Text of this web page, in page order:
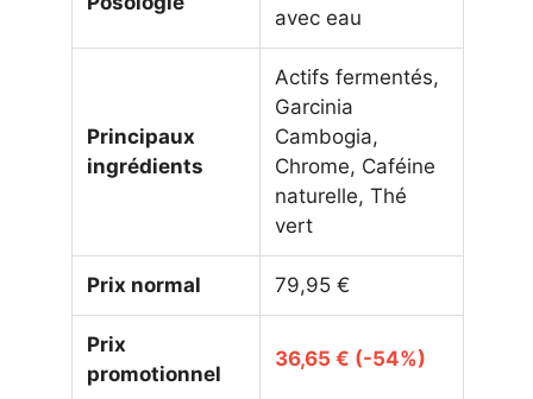
avec eau
Principaux
ingrédients
Actifs fermentés,
Garcinia
Cambogia,
Chrome, Caféine
naturelle, Thé
vert
Prix normal 79,95 €
Prix
promotionnel
36,65 € (-54%)